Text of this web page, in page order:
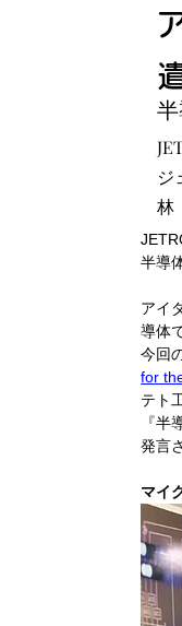
ジ
半導
アイ
導体
今回
for
テト
『
発言
マイ